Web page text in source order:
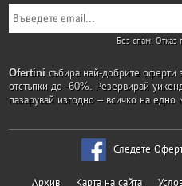
Без спам. Отказ
Ofertini събира най-добрите оферти
отстъпки до -60%. Резервирай
пазарувай изгодно – всичко на едно
Следете
Архив Карта на сайта